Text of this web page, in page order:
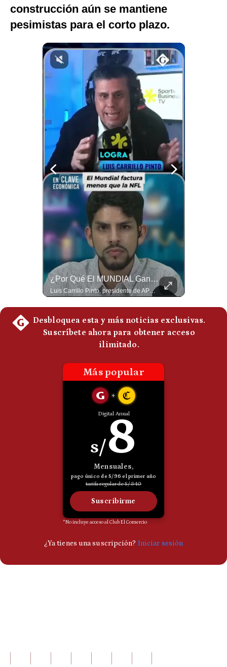
Podcast
Fotogalerías
Condiciones
Privacidad
construcción aún se mantiene
pesimistas para el corto plazo.
¿Por Qué El MUNDIAL Gana Menos Que La NFL? | #EnClaveEconómica
Luis Carrillo Pinto, presidente de APEMD,compara el negocio de la Copa del Mundo con las principales ligas estadounidenses: la FIFA recauda alrededor de US$15,000 millones en cuatro años, mientras que la NFL genera cerca de US$20,000 millones en solo un año. El Presidente de la Asociación Peruana de Marketing Deportivo explica los planes de Infantino para vender el 20% de una nueva empresa encargada de los activos comerciales del Mundial. #FIFA #NFL #MarketingDeportivo #LuisCarrilloPinto #APEMD #Mundial #Futbol #Deportes #Negocios #Shorts 👉 Suscríbete y activa la campana para no perderte nuestro análisis diario. 🌎 Síguenos en nuestras redes sociales: 📌 Web oficial: https://gestion.pe/mundo/ 📌 LinkedIn: http://bit.ly/3HYIET0 📌 X (Twitter): http://bit.ly/4noZtX9 📌 TikTok: http://bit.ly/4evB6TO